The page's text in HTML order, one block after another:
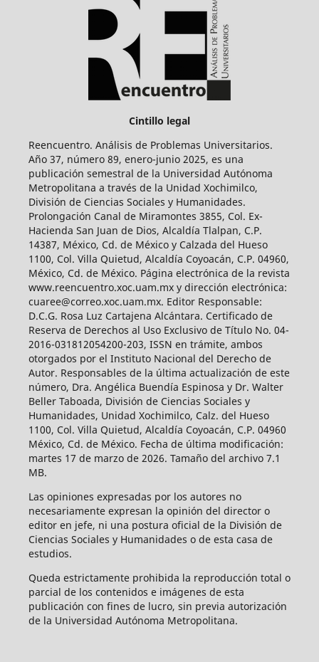
Cintillo legal
Reencuentro. Análisis de Problemas Universitarios.
Año 37, número 89, enero-junio 2025, es una
publicación semestral de la Universidad Autónoma
Metropolitana a través de la Unidad Xochimilco,
División de Ciencias Sociales y Humanidades.
Prolongación Canal de Miramontes 3855, Col. Ex-
Hacienda San Juan de Dios, Alcaldía Tlalpan, C.P.
14387, México, Cd. de México y Calzada del Hueso
1100, Col. Villa Quietud, Alcaldía Coyoacán, C.P. 04960,
México, Cd. de México. Página electrónica de la revista
www.reencuentro.xoc.uam.mx y dirección electrónica:
cuaree@correo.xoc.uam.mx. Editor Responsable:
D.C.G. Rosa Luz Cartajena Alcántara. Certificado de
Reserva de Derechos al Uso Exclusivo de Título No. 04-
2016-031812054200-203, ISSN en trámite, ambos
otorgados por el Instituto Nacional del Derecho de
Autor. Responsables de la última actualización de este
número, Dra. Angélica Buendía Espinosa y Dr. Walter
Beller Taboada, División de Ciencias Sociales y
Humanidades, Unidad Xochimilco, Calz. del Hueso
1100, Col. Villa Quietud, Alcaldía Coyoacán, C.P. 04960
México, Cd. de México. Fecha de última modificación:
martes 17 de marzo de 2026. Tamaño del archivo 7.1
MB.
Las opiniones expresadas por los autores no
necesariamente expresan la opinión del director o
editor en jefe, ni una postura oficial de la División de
Ciencias Sociales y Humanidades o de esta casa de
estudios.
Queda estrictamente prohibida la reproducción total o
parcial de los contenidos e imágenes de esta
publicación con fines de lucro, sin previa autorización
de la Universidad Autónoma Metropolitana.